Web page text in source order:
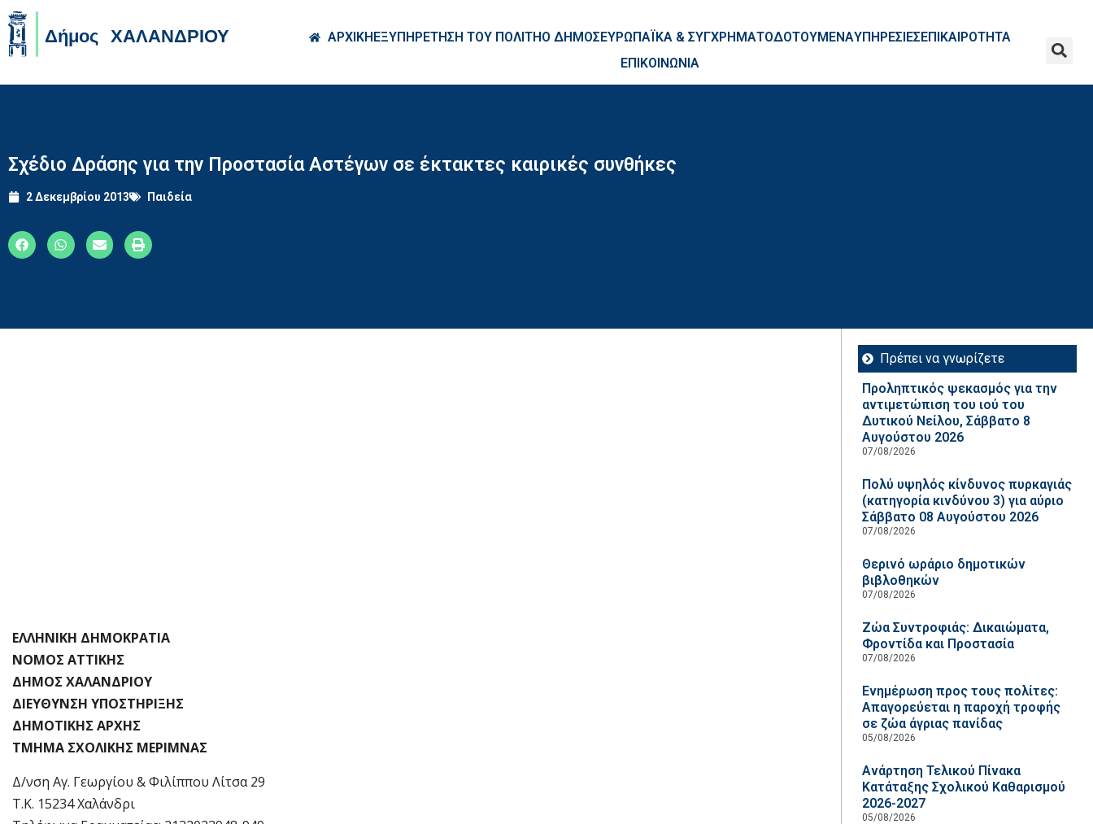
ΑΡΧΙΚΗΕΞΥΠΗΡΕΤΗΣΗ ΤΟΥ ΠΟΛΙΤΗΟ ΔΗΜΟΣΕΥΡΩΠΑΪΚΑ & ΣΥΓΧΡΗΜΑΤΟΔΟΤΟΥΜΕΝΑΥΠΗΡΕΣΙΕΣΕΠΙΚΑΙΡΟΤΗΤΑ
ΕΠΙΚΟΙΝΩΝΙΑ
Σχέδιο Δράσης για την Προστασία Αστέγων σε έκτακτες καιρικές συνθήκες
2 Δεκεμβρίου 2013 Παιδεία
ΕΛΛΗΝΙΚΗ ΔΗΜΟΚΡΑΤΙΑ
ΝΟΜΟΣ ΑΤΤΙΚΗΣ
ΔΗΜΟΣ ΧΑΛΑΝΔΡΙΟΥ
ΔΙΕΥΘΥΝΣΗ ΥΠΟΣΤΗΡΙΞΗΣ
ΔΗΜΟΤΙΚΗΣ ΑΡΧΗΣ
ΤΜΗΜΑ ΣΧΟΛΙΚΗΣ ΜΕΡΙΜΝΑΣ
Δ/νση Αγ. Γεωργίου & Φιλίππου Λίτσα 29
Τ.Κ. 15234 Χαλάνδρι
Πρέπει να γνωρίζετε
Προληπτικός ψεκασμός για την
αντιμετώπιση του ιού του
Δυτικού Νείλου, Σάββατο 8
Αυγούστου 2026
07/08/2026
Πολύ υψηλός κίνδυνος πυρκαγιάς
(κατηγορία κινδύνου 3) για αύριο
Σάββατο 08 Αυγούστου 2026
07/08/2026
Θερινό ωράριο δημοτικών
βιβλοθηκών
07/08/2026
Ζώα Συντροφιάς: Δικαιώματα,
Φροντίδα και Προστασία
07/08/2026
Ενημέρωση προς τους πολίτες:
Απαγορεύεται η παροχή τροφής
σε ζώα άγριας πανίδας
05/08/2026
Ανάρτηση Τελικού Πίνακα
Κατάταξης Σχολικού Καθαρισμού
2026-2027
05/08/2026